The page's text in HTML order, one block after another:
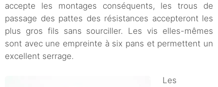
accepte les montages conséquents, les trous de
passage des pattes des résistances accepteront les
plus gros fils sans sourciller. Les vis elles-mêmes
sont avec une empreinte à six pans et permettent un
excellent serrage.
Les